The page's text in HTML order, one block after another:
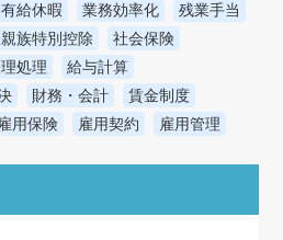
有給休暇 業務効率化
残業手当
族特別控除
社会保険
処理
給与計算
財務・会計
賃金制度
雇用保険 雇用契約 雇用管理